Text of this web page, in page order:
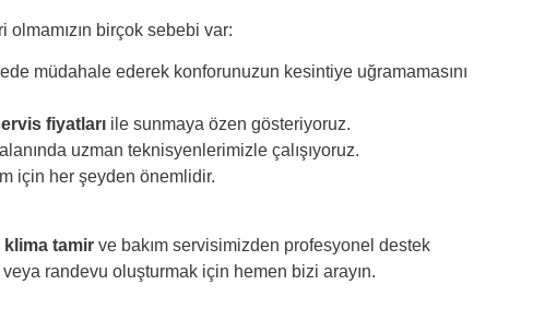
birçok sebebi var:
müdahale ederek konforunuzun kesintiye uğramamasını
fiyatları ile sunmaya özen gösteriyoruz.
uzman teknisyenlerimizle çalışıyoruz.
için her şeyden önemlidir.
klima tamir ve bakım servisimizden profesyonel destek
randevu oluşturmak için hemen bizi arayın.